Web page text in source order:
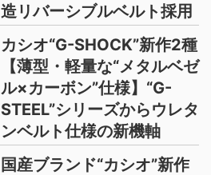
造リバーシブルベルト採用
カシオ“G-SHOCK”新作2種
【薄型・軽量な“メタルベゼ
ル×カーボン”仕様】“G-
STEEL”シリーズからウレタ
ンベルト仕様の新機軸
国産ブランド“カシオ”新作